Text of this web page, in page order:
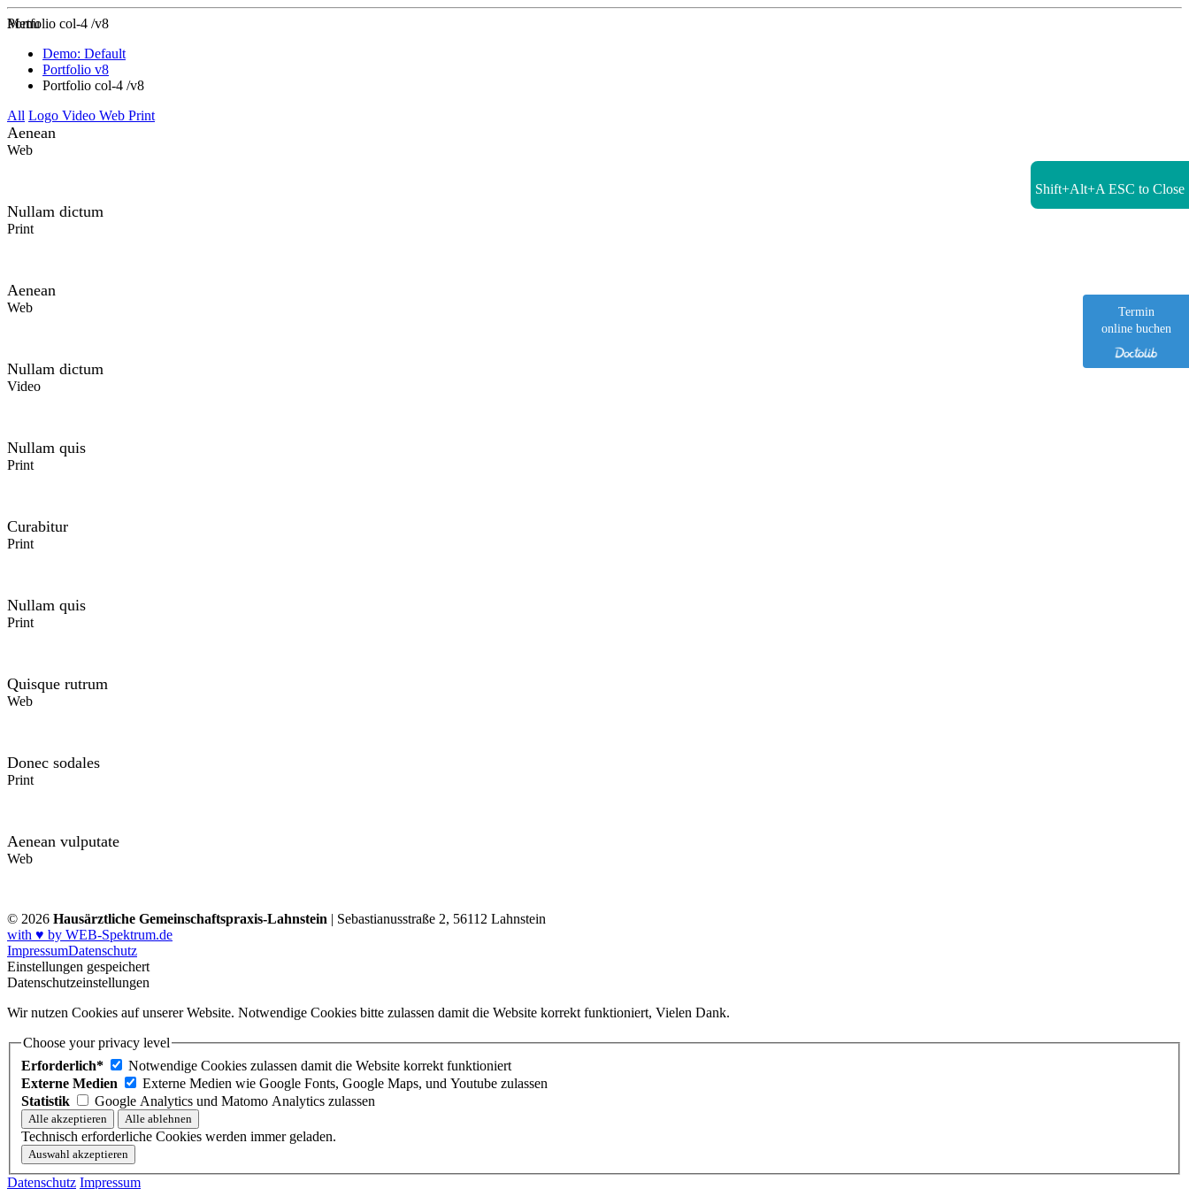
Termin
online buchen
Zur Startseite
Menu
Portfolio col-4 /v8
Demo: Default
Portfolio v8
Portfolio col-4 /v8
All Logo Video Web Print
Aenean
Web
Nullam dictum
Print
Aenean
Web
Nullam dictum
Video
Nullam quis
Print
Curabitur
Print
Nullam quis
Print
Quisque rutrum
Web
Donec sodales
Print
Aenean vulputate
Web
© 2026 Hausärztliche Gemeinschaftspraxis-Lahnstein | Sebastianusstraße 2, 56112 Lahnstein
with ♥ by WEB-Spektrum.de
ImpressumDatenschutz
Einstellungen gespeichert
Datenschutzeinstellungen
Wir nutzen Cookies auf unserer Website. Notwendige Cookies bitte zulassen damit die Website korrekt funktioniert, Vielen Dank.
Choose your privacy level
Erforderlich*
Notwendige Cookies zulassen damit die Website korrekt funktioniert
Externe Medien
Externe Medien wie Google Fonts, Google Maps, und Youtube zulassen
Statistik
Google Analytics und Matomo Analytics zulassen
Technisch erforderliche Cookies werden immer geladen.
Datenschutz Impressum
Shift+Alt+A ESC to Close